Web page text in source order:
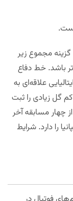
مجموع زیر
باشد. خط دفاع
علاقه‌ای به
گل زیادی را ثبت
چهار مسابقه آخر
را دارد. شرایط